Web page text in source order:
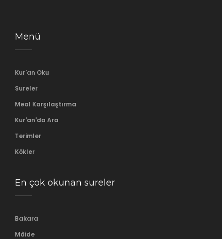
Menü
Kur'an Oku
Sureler
Meal Karşılaştırma
Kur'an'da Ara
Terimler
Kökler
En çok okunan sureler
Bakara
Mâide